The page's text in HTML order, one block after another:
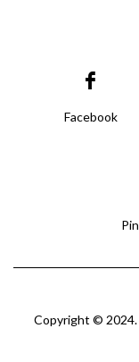
Facebook
Copyright ©